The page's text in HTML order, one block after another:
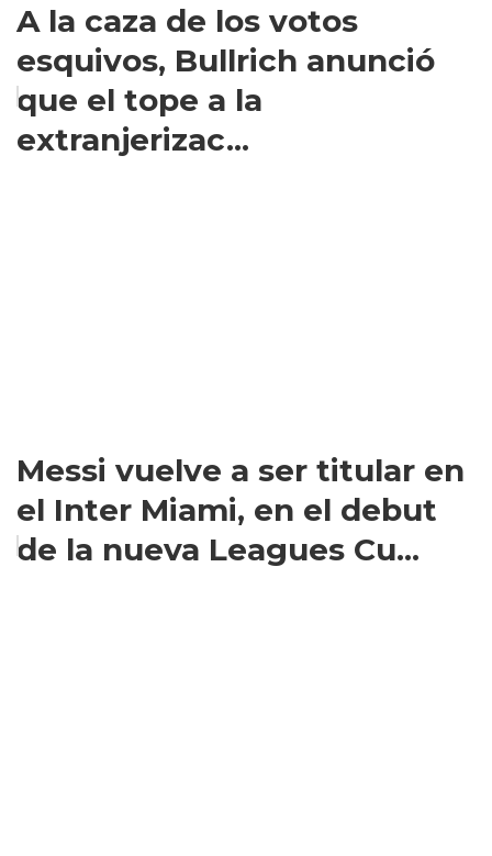
A la caza de los votos
esquivos, Bullrich anunció
que el tope a la
extranjerizac...
Messi vuelve a ser titular en
el Inter Miami, en el debut
de la nueva Leagues Cu...